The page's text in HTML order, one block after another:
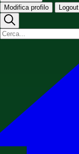
Modifica profilo Logout